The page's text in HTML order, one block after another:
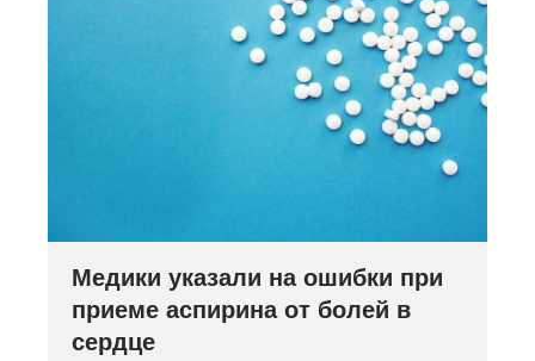
Медики указали на ошибки при
приеме аспирина от болей в
сердце